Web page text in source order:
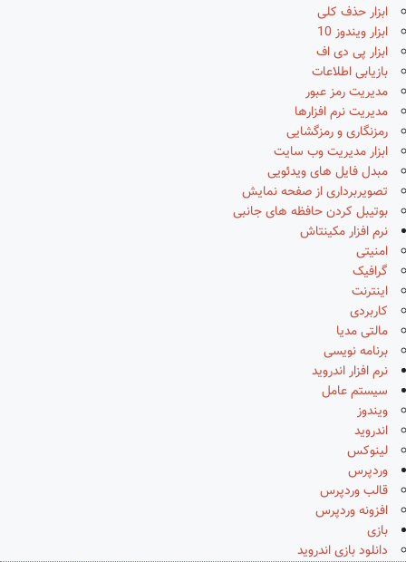
ابزار حذف کلی
ابزار ویندوز 10
ابزار پی دی اف
بازیابی اطلاعات
مدیریت رمز عبور
مدیریت نرم افزارها
رمزنگاری و رمزگشایی
ابزار مدیریت وب سایت
مبدل فایل های ویدئویی
تصویربرداری از صفحه نمایش
بوتیبل کردن حافظه های جانبی
نرم افزار مکینتاش
امنیتی
گرافیک
اینترنت
کاربردی
مالتی مدیا
برنامه نویسی
نرم افزار اندروید
سیستم عامل
ویندوز
اندروید
لینوکس
وردپرس
قالب وردپرس
افزونه وردپرس
بازی
دانلود بازی اندروید